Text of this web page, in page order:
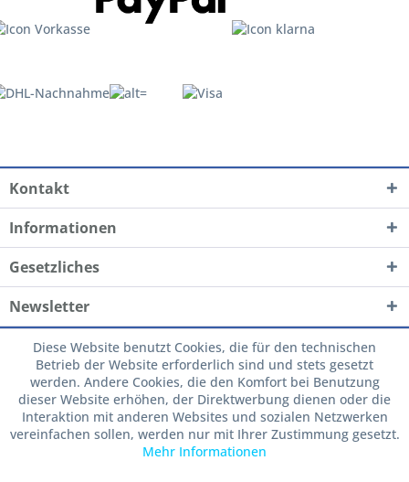
Kontakt
Informationen
Gesetzliches
Newsletter
Diese Website benutzt Cookies, die für den technischen
Betrieb der Website erforderlich sind und stets gesetzt
werden. Andere Cookies, die den Komfort bei Benutzung
dieser Website erhöhen, der Direktwerbung dienen oder die
Interaktion mit anderen Websites und sozialen Netzwerken
vereinfachen sollen, werden nur mit Ihrer Zustimmung gesetzt.
Mehr Informationen